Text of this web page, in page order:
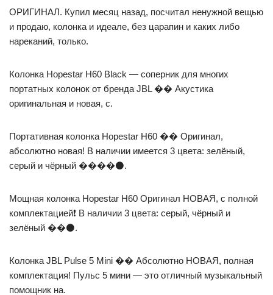
ОРИГИНАЛ. Купил месяц назад, посчитал ненужной вещью
и продаю, колонка и идеале, без царапин и каких либо
нареканий, только.
Колонка Hopestar H60 Black — соперник для многих
портатных колонок от бренда JBL �� Акустика
оригинальная и новая, с.
Портативная колонка Hopestar H60 �� Оригинал,
абсолютно новая! В наличии имеется 3 цвета: зелёный,
серый и чёрный ����⚫️.
Мощная колонка Hopestar H60 Оригинал НОВАЯ, с полной
комплектацией❗ В наличии 3 цвета: серый, чёрный и
зелёный ��⚫️.
Колонка JBL Pulse 5 Mini �� Абсолютно НОВАЯ, полная
комплектация! Пульс 5 мини — это отличный музыкальный
помощник на.